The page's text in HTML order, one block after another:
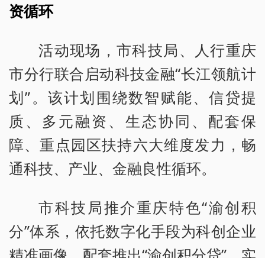
资循环
活动现场，市科技局、人行重庆
市分行联合启动科技金融“长江领航计
划”。该计划围绕数智赋能、信贷提
质、多元融资、生态协同、配套保
障、重点园区扶持六大维度发力，畅
通科技、产业、金融良性循环。
市科技局推介重庆特色“渝创积
分”体系，依托数字化手段为科创企业